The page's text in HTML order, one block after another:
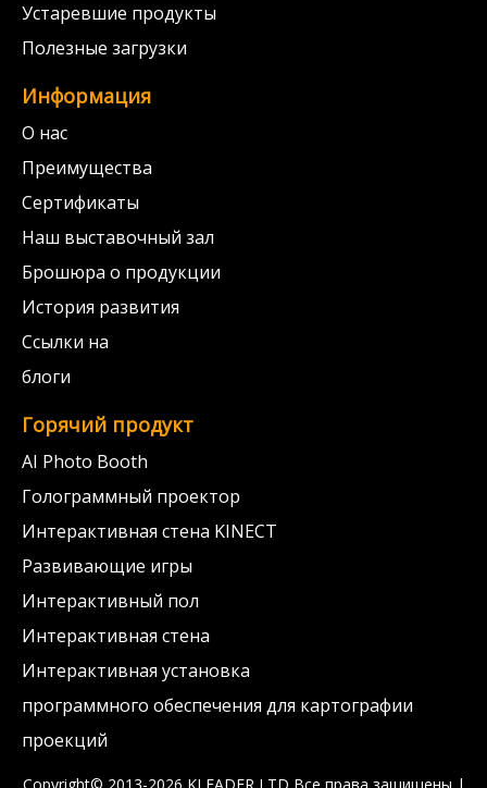
Устаревшие продукты
Полезные загрузки
Информация
О нас
Преимущества
Сертификаты
Наш выставочный зал
Брошюра о продукции
История развития
Ссылки на
блоги
Горячий продукт
AI Photo Booth
Голограммный проектор
Интерактивная стена KINECT
Развивающие игры
Интерактивный пол
Интерактивная стена
Интерактивная установка
программного обеспечения для картографии
проекций